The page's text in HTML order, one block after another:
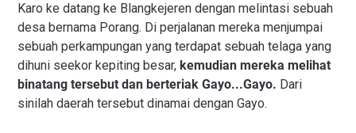
Karo ke datang ke Blangkejeren dengan melintasi sebuah
desa bernama Porang. Di perjalanan mereka menjumpai
sebuah perkampungan yang terdapat sebuah telaga yang
dihuni seekor kepiting besar, kemudian mereka melihat
binatang tersebut dan berteriak Gayo...Gayo. Dari
sinilah daerah tersebut dinamai dengan Gayo.